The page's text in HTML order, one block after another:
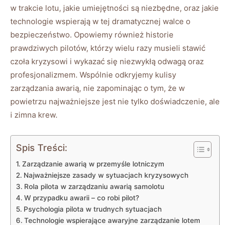
w⁣ trakcie lotu, jakie ⁣umiejętności są niezbędne,⁣ oraz jakie
technologie wspierają w tej dramatycznej walce ‌o
bezpieczeństwo. Opowiemy również ​historie
prawdziwych pilotów, którzy wielu razy musieli stawić
czoła kryzysowi i wykazać się ‍niezwykłą⁤ odwagą​ oraz ​
profesjonalizmem. Wspólnie odkryjemy ⁣kulisy
zarządzania awarią, nie zapominając o tym, że w
powietrzu najważniejsze jest nie tylko ‌doświadczenie, ale
⁤i zimna krew.
Spis Treści:
Zarządzanie awarią w przemyśle lotniczym
Najważniejsze⁤ zasady w‌ sytuacjach ⁤kryzysowych
Rola‌ pilota w zarządzaniu awarią samolotu
W przypadku awarii – co robi ‍pilot?
Psychologia pilota w trudnych sytuacjach
Technologie wspierające‌ awaryjne zarządzanie lotem